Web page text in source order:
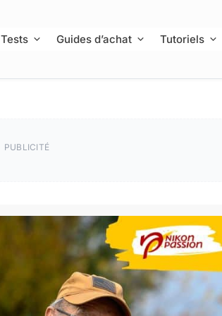
Tests Guides d’achat Tutoriels
PUBLICITÉ